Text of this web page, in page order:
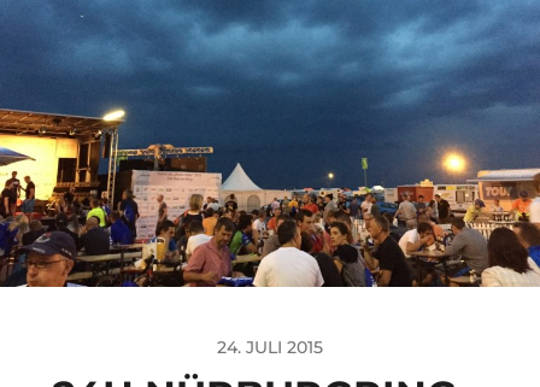
24. JULI 2015